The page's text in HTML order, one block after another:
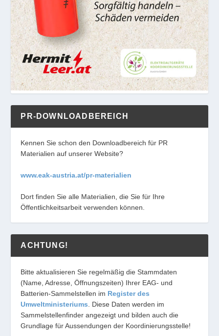
PR-DOWNLOADBEREICH
Kennen Sie schon den Downloadbereich für PR
Materialien auf unserer Website?
www.eak-austria.at/pr-materialien
Dort finden Sie alle Materialien, die Sie für Ihre
Öffentlichkeitsarbeit verwenden können.
ACHTUNG!
Bitte aktualisieren Sie regelmäßig die Stammdaten
(Name, Adresse, Öffnungszeiten) Ihrer EAG- und
Batterien-Sammelstellen im Register des
Umweltministeriums. Diese Daten werden im
Sammelstellenfinder angezeigt und bilden auch die
Grundlage für Aussendungen der Koordinierungsstelle!